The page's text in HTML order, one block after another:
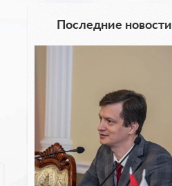
Последние новости